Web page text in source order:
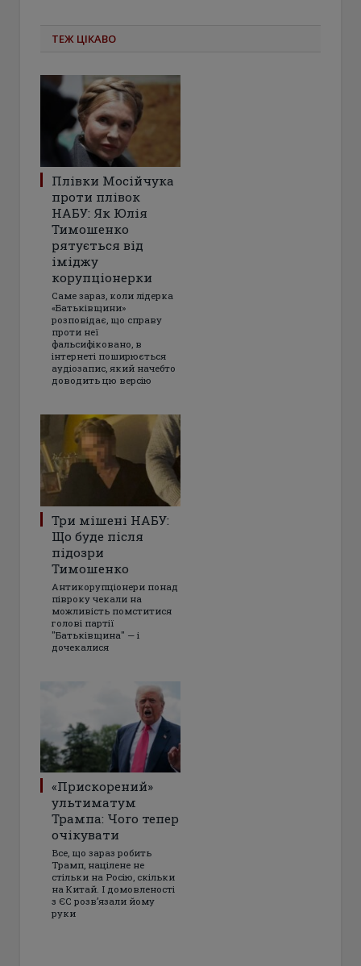
ТЕЖ ЦІКАВО
Плівки Мосійчука
проти плівок
НАБУ: Як Юлія
Тимошенко
рятується від
іміджу
корупціонерки
Саме зараз, коли лідерка
«Батьківщини»
розповідає, що справу
проти неї
фальсифіковано, в
інтернеті поширюється
аудіозапис, який начебто
доводить цю версію
Три мішені НАБУ:
Що буде після
підозри
Тимошенко
Антикорупціонери понад
півроку чекали на
можливість помститися
голові партії
"Батьківщина" — і
дочекалися
«Прискорений»
ультиматум
Трампа: Чого тепер
очікувати
Все, що зараз робить
Трамп, націлене не
стільки на Росію, скільки
на Китай. І домовленості
з ЄС розвʼязали йому
руки